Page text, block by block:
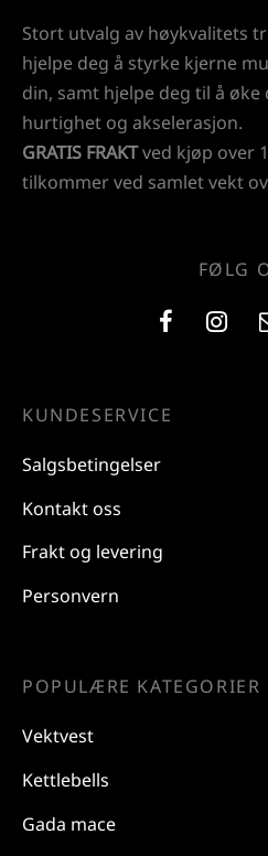
Stort utvalg av høykvalitets
hjelpe deg å styrke kjerne
din, samt hjelpe deg til å
hurtighet og akselerasjon.
GRATIS FRAKTved kjøp over
tilkommer ved samlet vekt
FØLG
KUNDESERVICE
Salgsbetingelser
Kontakt oss
Frakt og levering
Personvern
POPULÆRE KATEGORIER
Vektvest
Kettlebells
Gada mace